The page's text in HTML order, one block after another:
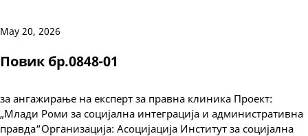
May 20, 2026
Повик бр.0848-01
за ангажирање на експерт за правна клиника Проект:
„Млади Роми за социјална интеграција и административна
правда“Организација: Асоцијација Институт за социјална